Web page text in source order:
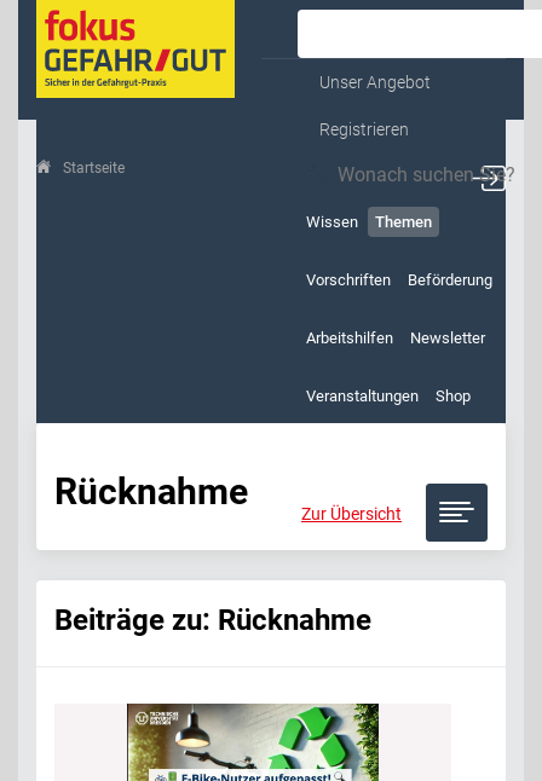
Unser Angebot
Registrieren
Wissen Themen
Vorschriften Beförderung
Arbeitshilfen Newsletter
Veranstaltungen Shop
Startseite
Zur Übersicht
Rücknahme
Beiträge zu: Rücknahme